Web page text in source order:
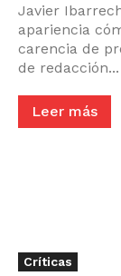
Javier
apariencia
carencia de
de redacción...
Leer más
Críticas